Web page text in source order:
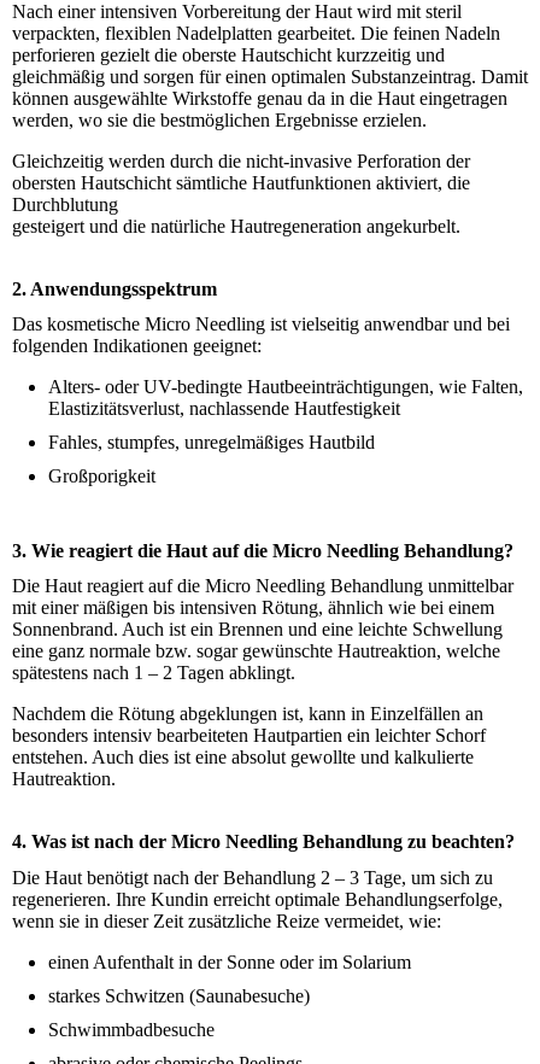
Nach einer intensiven Vorbereitung der Haut wird mit steril
verpackten, flexiblen Nadelplatten gearbeitet. Die feinen Nadeln
perforieren gezielt die oberste Hautschicht kurzzeitig und
gleichmäßig und sorgen für einen optimalen Substanzeintrag. Damit
können ausgewählte Wirkstoffe genau da in die Haut eingetragen
werden, wo sie die bestmöglichen Ergebnisse erzielen.
Gleichzeitig werden durch die nicht-invasive Perforation der
obersten Hautschicht sämtliche Hautfunktionen aktiviert, die
Durchblutung
gesteigert und die natürliche Hautregeneration angekurbelt.
2. Anwendungsspektrum
Das kosmetische Micro Needling ist vielseitig anwendbar und bei
folgenden Indikationen geeignet:
Alters- oder UV-bedingte Hautbeeinträchtigungen, wie Falten,
Elastizitätsverlust, nachlassende Hautfestigkeit
Fahles, stumpfes, unregelmäßiges Hautbild
Großporigkeit
3. Wie reagiert die Haut auf die Micro Needling Behandlung?
Die Haut reagiert auf die Micro Needling Behandlung unmittelbar
mit einer mäßigen bis intensiven Rötung, ähnlich wie bei einem
Sonnenbrand. Auch ist ein Brennen und eine leichte Schwellung
eine ganz normale bzw. sogar gewünschte Hautreaktion, welche
spätestens nach 1 – 2 Tagen abklingt.
Nachdem die Rötung abgeklungen ist, kann in Einzelfällen an
besonders intensiv bearbeiteten Hautpartien ein leichter Schorf
entstehen. Auch dies ist eine absolut gewollte und kalkulierte
Hautreaktion.
4. Was ist nach der Micro Needling Behandlung zu beachten?
Die Haut benötigt nach der Behandlung 2 – 3 Tage, um sich zu
regenerieren. Ihre Kundin erreicht optimale Behandlungserfolge,
wenn sie in dieser Zeit zusätzliche Reize vermeidet, wie:
einen Aufenthalt in der Sonne oder im Solarium
starkes Schwitzen (Saunabesuche)
Schwimmbadbesuche